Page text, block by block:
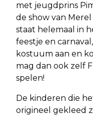
met jeugdprins
de show van
staat helemaal in
feestje en
kostuum aan en
mag dan ook zelf
spelen!
De kinderen die
origineel gekleed